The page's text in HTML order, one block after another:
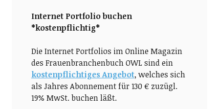
Internet Portfolio buchen
*kostenpflichtig*
Die Internet Portfolios im Online Magazin
des Frauenbranchenbuch OWL sind ein
kostenpflichtiges Angebot, welches sich
als Jahres Abonnement für 130 € zuzügl.
19% MwSt. buchen läßt.